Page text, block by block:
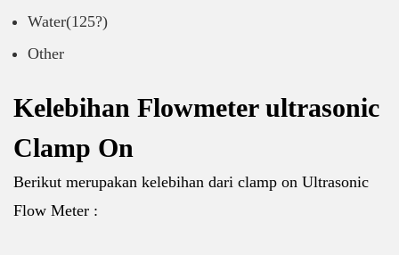
Water(125?)
Other
Kelebihan Flowmeter ultrasonic
Clamp On
Berikut merupakan kelebihan dari clamp on Ultrasonic
Flow Meter :